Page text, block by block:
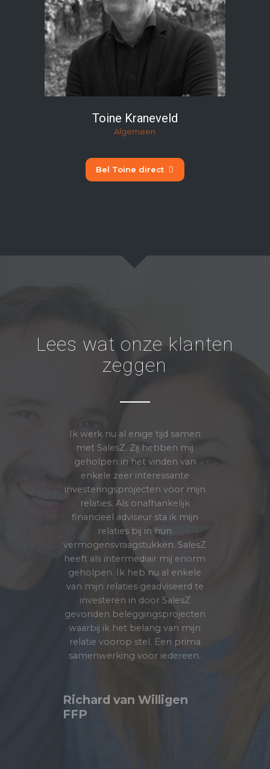
Toine Kraneveld
Algemeen
Bel Toine direct
Lees wat onze klanten
zeggen
Ik werk nu al enige tijd samen
met SalesZ. Zij hebben mij
geholpen in het vinden van
enkele zeer interessante
investeringsprojecten voor mijn
relaties. Als onafhankelijk
financieel adviseur sta ik mijn
relaties bij in hun
vermogensvraagstukken. SalesZ
heeft als intermediair mij enorm
geholpen. Ik heb nu al enkele
van mijn relaties geadviseerd te
investeren in door SalesZ
gevonden beleggingsprojecten
waarbij ik het belang van mijn
relatie voorop stel. Een prima
samenwerking voor iedereen.
Richard van Willigen
FFP
SalesZ raakte betrokken bij de
herstart van dit project, er was
op dat moment 1
vakantiewoning verkocht. Wij
hebben ze geholpen met alle
communicatie, van de brochure
tot en met dede website van
het park. We hebben gewerkt
aan de overeenkomsten voor
verkopers, de verhuur, de
exploitatie, de klanten werving,
de ontvangst op het park en de
opvolging en directe verkoop.
In twee jaar zijn er door de
bemiddeling van SalesZ 27
woningen verkocht in de
prijsklasse 200.000 euro en
tevredenheid. U kunt hier o.a. de